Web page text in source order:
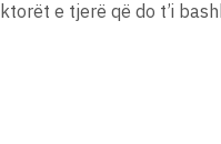
e tjerë që do t’i